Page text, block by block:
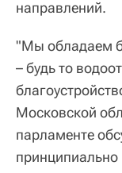
направлений.
"Мы обладаем
– будь то
Московской
парламенте